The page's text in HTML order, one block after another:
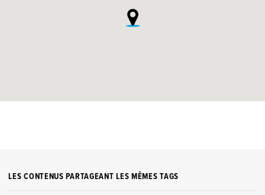
LES CONTENUS PARTAGEANT LES MÊMES TAGS